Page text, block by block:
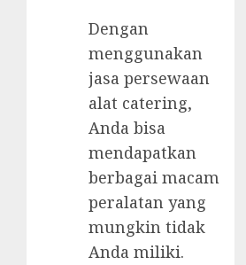
Dengan
menggunakan
jasa persewaan
alat catering,
Anda bisa
mendapatkan
berbagai macam
peralatan yang
mungkin tidak
Anda miliki.